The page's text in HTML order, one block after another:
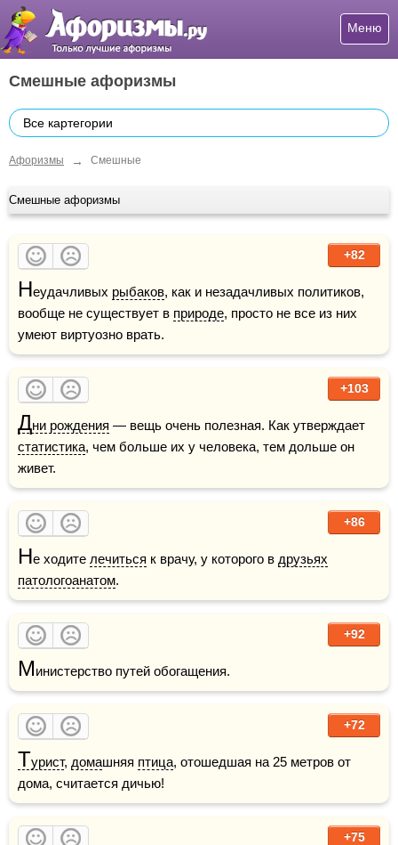
Меню
Смешные афоризмы
Все картегории
Афоризмы → Смешные
Смешные афоризмы
+82
Неудачливых рыбаков, как и незадачливых политиков,
вообще не существует в природе, просто не все из них
умеют виртуозно врать.
+103
Дни рождения
статистика, чем больше их у человека, тем дольше он
живет.
+86
Не ходите лечиться к врачу, у которого в друзьях
патологоанатом.
+92
Министерство путей обогащения.
+72
Турист, домашняя птица, отошедшая на 25 метров от
дома, считается дичью!
+75